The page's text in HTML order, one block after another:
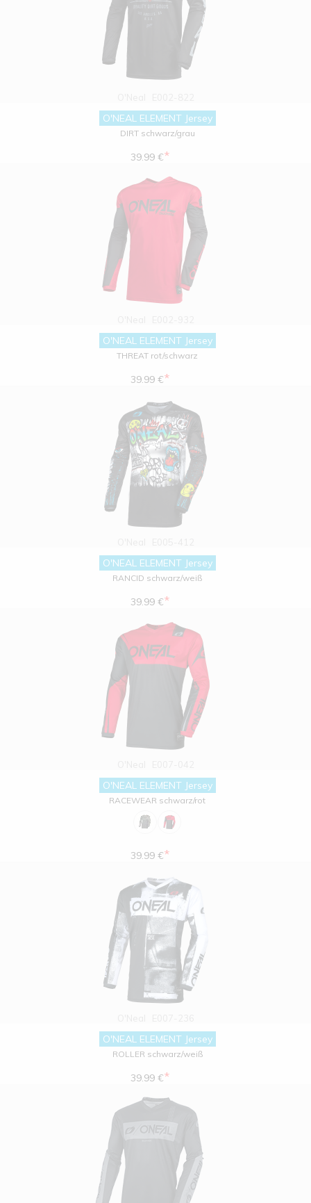
O'NEAL ELEMENT Jersey
DIRT schwarz/grau
39.99 €*
O'NEAL ELEMENT Jersey
THREAT rot/schwarz
39.99 €*
O'NEAL ELEMENT Jersey
RANCID schwarz/weiß
39.99 €*
O'NEAL ELEMENT Jersey
RACEWEAR schwarz/rot
39.99 €*
O'NEAL ELEMENT Jersey
ROLLER schwarz/weiß
39.99 €*